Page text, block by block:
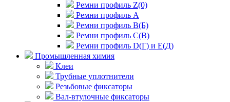
Ремни профиль Z(0)
Ремни профиль А
Ремни профиль В(Б)
Ремни профиль С(В)
Ремни профиль D(Г) и E(Д)
Промышленная химия
Клеи
Трубные уплотнители
Резьбовые фиксаторы
Вал-втулочные фиксаторы